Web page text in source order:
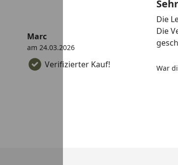
Verifizierter Kauf!
Marc
am 24.03.2026
Die
Die
War